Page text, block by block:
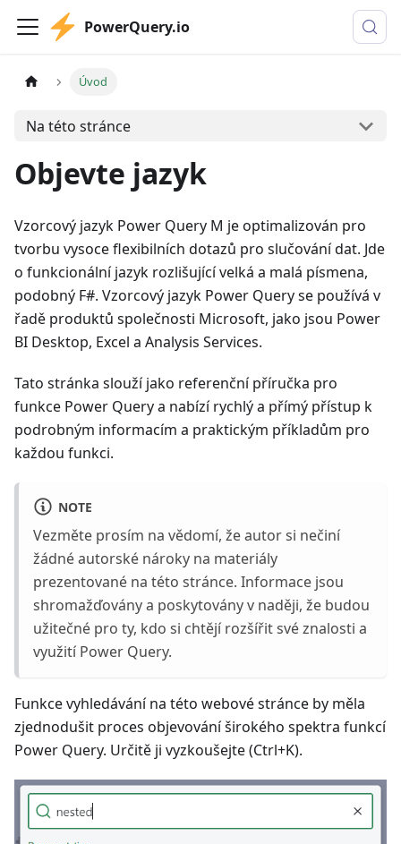
PowerQuery.io
Úvod
Na této stránce
Objevte jazyk
Vzorcový jazyk Power Query M je optimalizován pro
tvorbu vysoce flexibilních dotazů pro slučování dat. Jde
o funkcionální jazyk rozlišující velká a malá písmena,
podobný F#. Vzorcový jazyk Power Query se používá v
řadě produktů společnosti Microsoft, jako jsou Power
BI Desktop, Excel a Analysis Services.
Tato stránka slouží jako referenční příručka pro
funkce Power Query a nabízí rychlý a přímý přístup k
podrobným informacím a praktickým příkladům pro
každou funkci.
NOTE
Vezměte prosím na vědomí, že autor si nečiní
žádné autorské nároky na materiály
prezentované na této stránce. Informace jsou
shromažďovány a poskytovány v naději, že budou
užitečné pro ty, kdo si chtějí rozšířit své znalosti a
využití Power Query.
Funkce vyhledávání na této webové stránce by měla
zjednodušit proces objevování širokého spektra funkcí
Power Query. Určitě ji vyzkoušejte (Ctrl+K).